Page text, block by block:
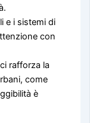
e i sistemi di
con
rafforza la
come
è